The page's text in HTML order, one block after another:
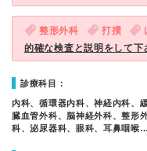
整形外科 打撲
的確な検査と説明をして下
診療科目：
内科、循環器内科、神経内科、
臓血管外科、脳神経外科、整形
科、泌尿器科、眼科、耳鼻咽喉…